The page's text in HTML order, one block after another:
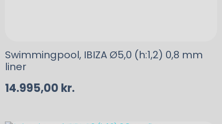
Swimmingpool, IBIZA Ø5,0 (h:1,2) 0,8 mm
liner
14.995,00 kr.